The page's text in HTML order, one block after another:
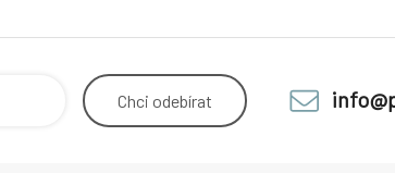
Chci odebírat